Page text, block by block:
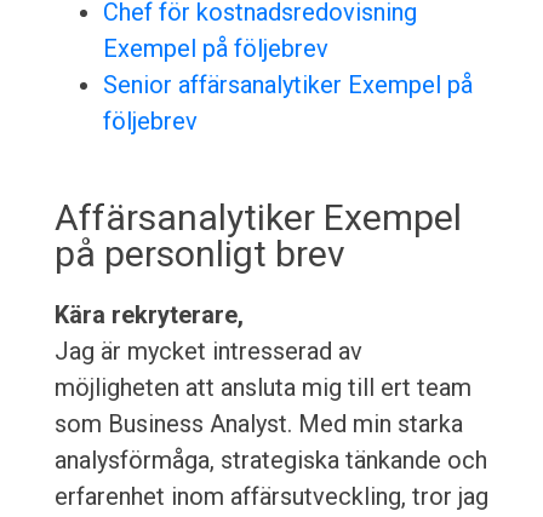
Chef för kostnadsredovisning
Exempel på följebrev
Senior affärsanalytiker Exempel på
följebrev
Affärsanalytiker Exempel
på personligt brev
Kära rekryterare,
Jag är mycket intresserad av
möjligheten att ansluta mig till ert team
som Business Analyst. Med min starka
analysförmåga, strategiska tänkande och
erfarenhet inom affärsutveckling, tror jag